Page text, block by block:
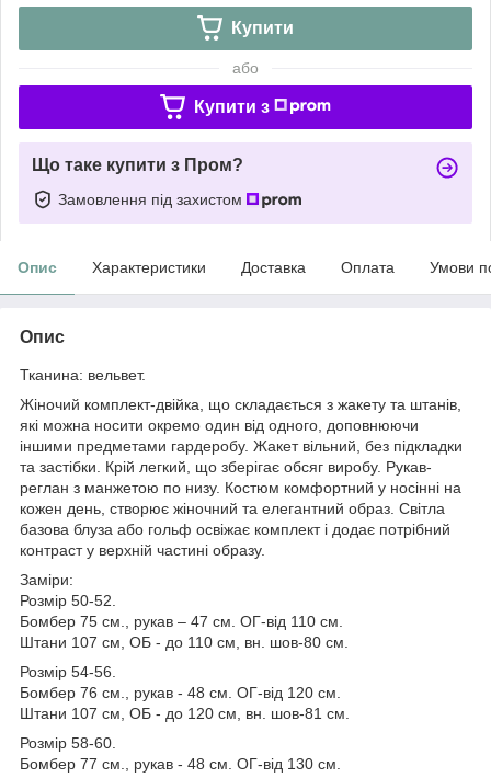
Купити
або
Купити з
Що таке купити з Пром?
Замовлення під захистом
Опис Характеристики Доставка Оплата Умови
Опис
Тканина: вельвет.
Жіночий комплект-двійка, що складається з жакету та штанів,
які можна носити окремо один від одного, доповнюючи
іншими предметами гардеробу. Жакет вільний, без підкладки
та застібки. Крій легкий, що зберігає обсяг виробу. Рукав-
реглан з манжетою по низу. Костюм комфортний у носінні на
кожен день, створює жіночний та елегантний образ. Світла
базова блуза або гольф освіжає комплект і додає потрібний
контраст у верхній частині образу.
Заміри:
Розмір 50-52.
Бомбер 75 см., рукав – 47 см. ОГ-від 110 см.
Штани 107 см, ОБ - до 110 см, вн. шов-80 см.
Розмір 54-56.
Бомбер 76 см., рукав - 48 см. ОГ-від 120 см.
Штани 107 см, ОБ - до 120 см, вн. шов-81 см.
Розмір 58-60.
Бомбер 77 см., рукав - 48 см. ОГ-від 130 см.